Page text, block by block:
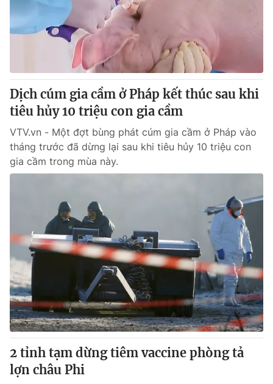
® Cấm sao chép dưới mọi hình thức nếu không có sự chấp
thuận bằng văn bản. Ghi rõ nguồn VTV.vn khi phát hành lại
thông tin từ website này.
Dịch cúm gia cầm ở Pháp kết thúc sau khi
tiêu hủy 10 triệu con gia cầm
VTV.vn - Một đợt bùng phát cúm gia cầm ở Pháp vào
tháng trước đã dừng lại sau khi tiêu hủy 10 triệu con
gia cầm trong mùa này.
2 tỉnh tạm dừng tiêm vaccine phòng tả
lợn châu Phi